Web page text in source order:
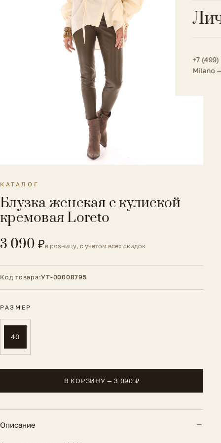
Весь
+7
Milano
КАТАЛОГ
Блузка женская с кулиской
кремовая Loreto
3 090 ₽в розницу, с учётом всех скидок
Код товара:УТ-00008795
РАЗМЕР
40
В КОРЗИНУ — 3 090 ₽
Описание